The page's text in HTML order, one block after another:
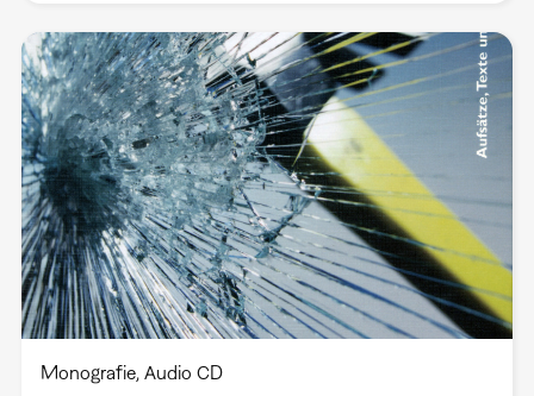
Monografie Audio CD